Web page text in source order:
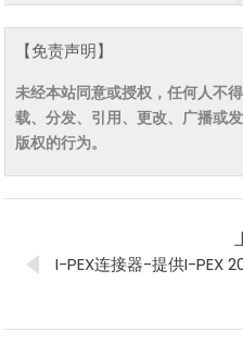
【免责声明】
未经本站同意或授权，任何人不
载、分发、引用、更改、广播或
版权的行为。
I-PEX连接器-提供I-PEX